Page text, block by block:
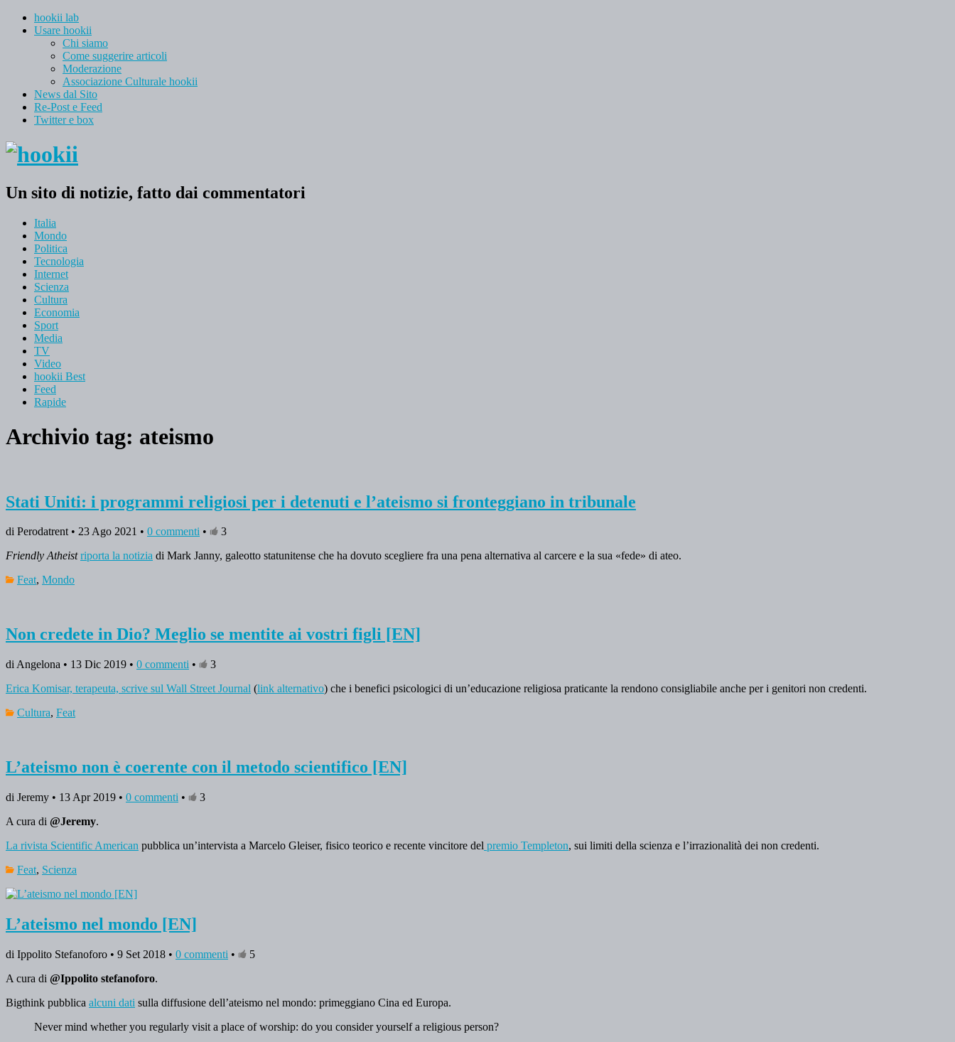
hookii lab
Usare hookii
Chi siamo
Come suggerire articoli
Moderazione
Associazione Culturale hookii
News dal Sito
Re-Post e Feed
Twitter e box
Un sito di notizie, fatto dai commentatori
Italia
Mondo
Politica
Tecnologia
Internet
Scienza
Cultura
Economia
Sport
Media
TV
Video
hookii Best
Feed
Rapide
Archivio tag: ateismo
Stati Uniti: i programmi religiosi per i detenuti e l’ateismo si fronteggiano in tribunale
di Perodatrent • 23 Ago 2021 • 0 commenti •
3
Friendly Atheistriporta la notizia di Mark Janny, galeotto statunitense che ha dovuto scegliere fra una pena alternativa al carcere e la sua «fede» di ateo.
Feat, Mondo
Non credete in Dio? Meglio se mentite ai vostri figli [EN]
di Angelona • 13 Dic 2019 • 0 commenti •
3
Erica Komisar, terapeuta, scrive sul Wall Street Journal (link alternativo) che i benefici psicologici di un’educazione religiosa praticante la rendono consigliabile anche per i genitori non credenti.
Cultura, Feat
L’ateismo non è coerente con il metodo scientifico [EN]
di Jeremy • 13 Apr 2019 • 0 commenti •
3
A cura di @Jeremy.
La rivista Scientific American pubblica un’intervista a Marcelo Gleiser, fisico teorico e recente vincitore del premio Templeton, sui limiti della scienza e l’irrazionalità dei non credenti.
Feat, Scienza
L’ateismo nel mondo [EN]
di Ippolito Stefanoforo • 9 Set 2018 • 0 commenti •
5
A cura di @Ippolito stefanoforo.
Bigthink pubblica alcuni dati sulla diffusione dell’ateismo nel mondo: primeggiano Cina ed Europa.
Never mind whether you regularly visit a place of worship: do you consider yourself a religious person?